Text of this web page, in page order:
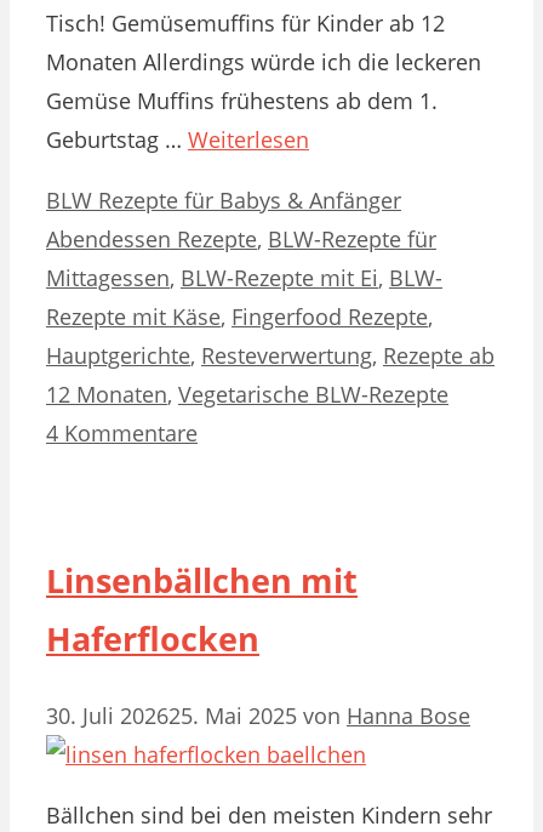
Tisch! Gemüsemuffins für Kinder ab 12
Monaten Allerdings würde ich die leckeren
Gemüse Muffins frühestens ab dem 1.
Geburtstag … Weiterlesen
Kategorien
BLW Rezepte für Babys & AnfängerSchlagwörter
Abendessen Rezepte, BLW-Rezepte für
Mittagessen, BLW-Rezepte mit Ei, BLW-
Rezepte mit Käse, Fingerfood Rezepte,
Hauptgerichte, Resteverwertung, Rezepte ab
12 Monaten, Vegetarische BLW-Rezepte
4 Kommentare
Linsenbällchen mit
Haferflocken
30. Juli 202625. Mai 2025 von Hanna Bose
Bällchen sind bei den meisten Kindern sehr